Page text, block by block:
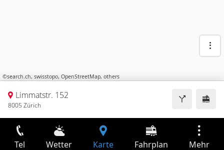
©search.ch, swisstopo, OpenStreetMap, others
Limmatstr. 152
8005 Zürich
Tel Wetter Karte Fahrplan Mehr